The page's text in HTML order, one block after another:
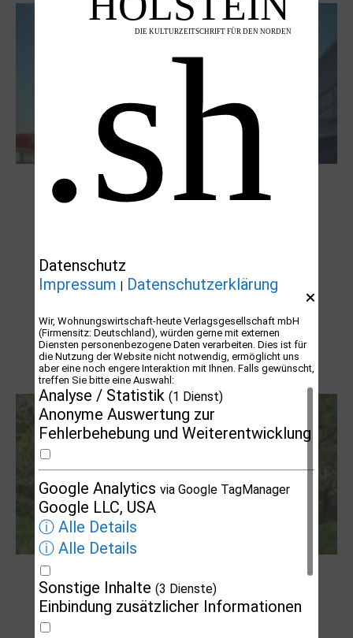
NUKLEUS Kiel
Letj fröögels
Robert Schads „Blickweit“: Linien im Land
der Horizonte
Datenschutz
Impressum
Datenschutzerklärung
Wir, Wohnungswirtschaft-heute Verlagsgesellschaft mbH
(Firmensitz: Deutschland), würden gerne mit externen
Diensten personenbezogene Daten verarbeiten. Dies ist für
die Nutzung der Website nicht notwendig, ermöglicht uns
aber eine noch engere Interaktion mit Ihnen. Falls gewünscht,
treffen Sie bitte eine Auswahl:
Analyse / Statistik (1 Dienst)
Anonyme Auswertung zur
Fehlerbehebung und Weiterentwicklung
Google Analytics via Google TagManager
Google LLC, USA
ⓘ Alle Details
ⓘ Alle Details
Sonstige Inhalte (3 Dienste)
Einbindung zusätzlicher Informationen